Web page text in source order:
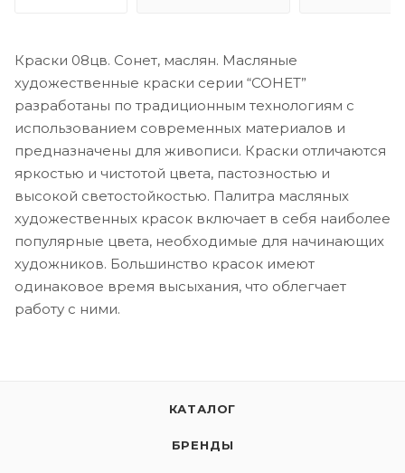
Краски 08цв. Сонет, маслян. Масляные
художественные краски серии “СОНЕТ”
разработаны по традиционным технологиям с
использованием современных материалов и
предназначены для живописи. Краски отличаются
яркостью и чистотой цвета, пастозностью и
высокой светостойкостью. Палитра масляных
художественных красок включает в себя наиболее
популярные цвета, необходимые для начинающих
художников. Большинство красок имеют
одинаковое время высыхания, что облегчает
работу с ними.
КАТАЛОГ
БРЕНДЫ